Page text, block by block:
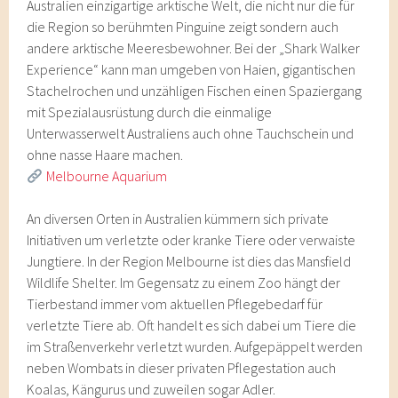
Australien einzigartige arktische Welt, die nicht nur die für
die Region so berühmten Pinguine zeigt sondern auch
andere arktische Meeresbewohner. Bei der „Shark Walker
Experience“ kann man umgeben von Haien, gigantischen
Stachelrochen und unzähligen Fischen einen Spaziergang
mit Spezialausrüstung durch die einmalige
Unterwasserwelt Australiens auch ohne Tauchschein und
ohne nasse Haare machen.
Melbourne Aquarium
An diversen Orten in Australien kümmern sich private
Initiativen um verletzte oder kranke Tiere oder verwaiste
Jungtiere. In der Region Melbourne ist dies das Mansfield
Wildlife Shelter. Im Gegensatz zu einem Zoo hängt der
Tierbestand immer vom aktuellen Pflegebedarf für
verletzte Tiere ab. Oft handelt es sich dabei um Tiere die
im Straßenverkehr verletzt wurden. Aufgepäppelt werden
neben Wombats in dieser privaten Pflegestation auch
Koalas, Kängurus und zuweilen sogar Adler.